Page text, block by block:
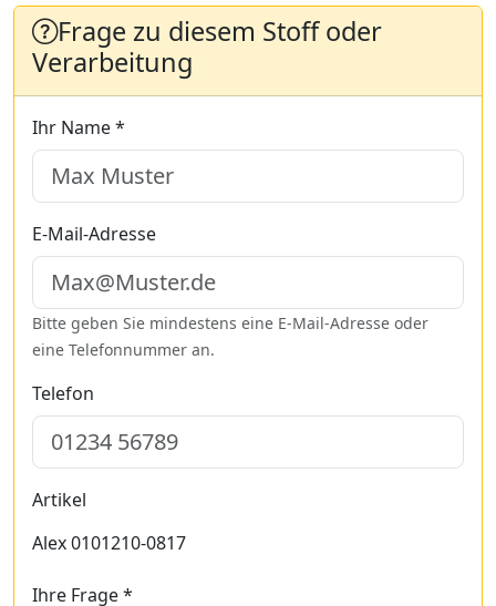
Frage zu diesem Stoff oder
Verarbeitung
Ihr Name *
E-Mail-Adresse
Bitte geben Sie mindestens eine E-Mail-Adresse oder
eine Telefonnummer an.
Telefon
Artikel
Alex 0101210-0817
Ihre Frage *